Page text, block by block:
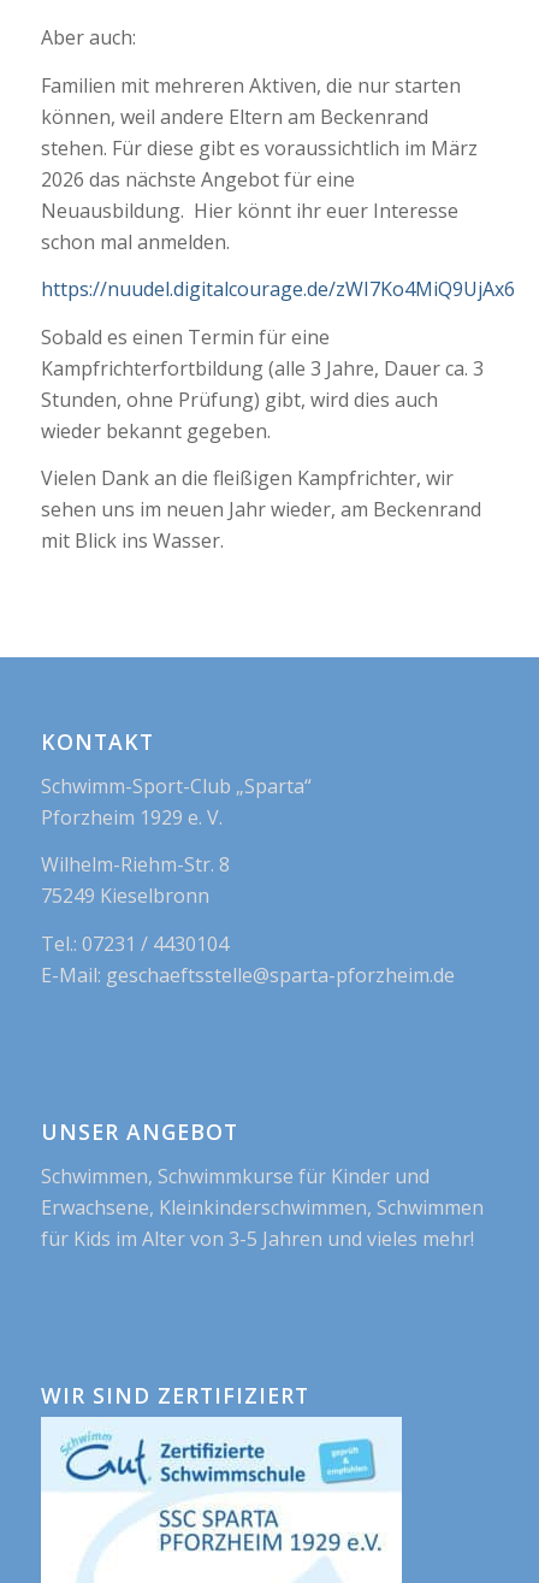
Aber auch:
Familien mit mehreren Aktiven, die nur starten
können, weil andere Eltern am Beckenrand
stehen. Für diese gibt es voraussichtlich im März
2026 das nächste Angebot für eine
Neuausbildung. Hier könnt ihr euer Interesse
schon mal anmelden.
https://nuudel.digitalcourage.de/zWI7Ko4MiQ9UjAx6
Sobald es einen Termin für eine
Kampfrichterfortbildung (alle 3 Jahre, Dauer ca. 3
Stunden, ohne Prüfung) gibt, wird dies auch
wieder bekannt gegeben.
Vielen Dank an die fleißigen Kampfrichter, wir
sehen uns im neuen Jahr wieder, am Beckenrand
mit Blick ins Wasser.
KONTAKT
Schwimm-Sport-Club „Sparta“
Pforzheim 1929 e. V.
Wilhelm-Riehm-Str. 8
75249 Kieselbronn
Tel.: 07231 / 4430104
E-Mail: geschaeftsstelle@sparta-pforzheim.de
UNSER ANGEBOT
Schwimmen, Schwimmkurse für Kinder und
Erwachsene, Kleinkinderschwimmen, Schwimmen
für Kids im Alter von 3-5 Jahren und vieles mehr!
WIR SIND ZERTIFIZIERT